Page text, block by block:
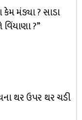
કેમ મંડ્યા ? સાડા
વિંયાણા ?”
થર ઉપર થર ચડી